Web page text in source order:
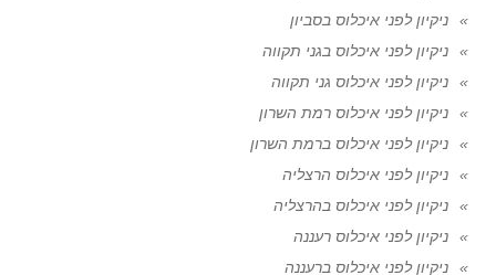
ניקיון לפני איכלוס בסביון
ניקיון לפני איכלוס בגני תקווה
ניקיון לפני איכלוס גני תקווה
ניקיון לפני איכלוס רמת השרון
ניקיון לפני איכלוס ברמת השרון
ניקיון לפני איכלוס הרצליה
ניקיון לפני איכלוס בהרצליה
ניקיון לפני איכלוס רעננה
ניקיון לפני איכלוס ברעננה